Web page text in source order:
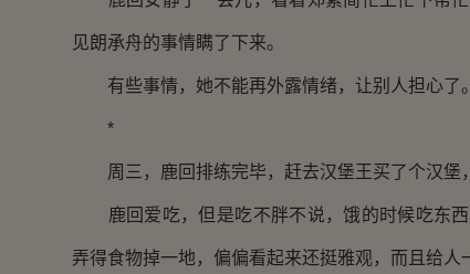
见朗承舟的事情瞒了下来。
有些事情，她不能再外露情绪，让别人担心了
*
周三，鹿回排练完毕，赶去汉堡王买了个汉堡
鹿回爱吃，但是吃不胖不说，饿的时候吃东西
弄得食物掉一地，偏偏看起来还挺雅观，而且给人